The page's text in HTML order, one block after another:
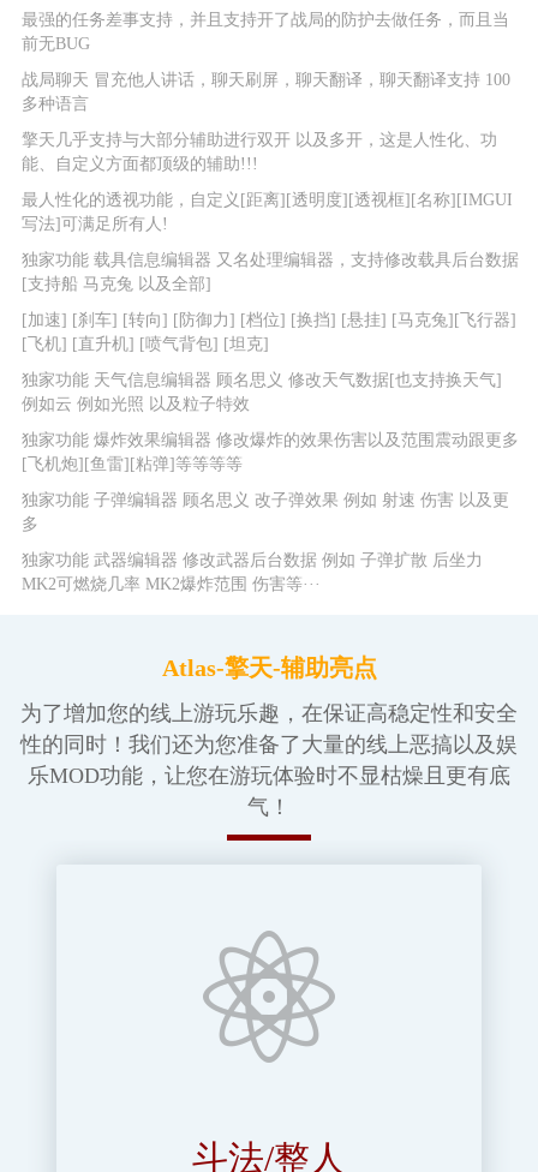
最强的任务差事支持，并且支持开了战局的防护去做任务，而且当
前无BUG
战局聊天 冒充他人讲话，聊天刷屏，聊天翻译，聊天翻译支持 100
多种语言
擎天 几乎支持与大部分辅助进行双开 以及多开，这是人性化、功
能、自定义方面都顶级的辅助!!!
最人性化的透视功能，自定义[距离][透明度][透视框][名称][IMGUI
写法]可满足所有人!
独家功能 载具信息编辑器 又名处理编辑器，支持修改载具后台数据
[支持船 马克兔 以及全部]
[加速] [刹车] [转向] [防御力] [档位] [换挡] [悬挂] [马克兔][飞行器]
[飞机] [直升机] [喷气背包] [坦克]
独家功能 天气信息编辑器 顾名思义 修改天气数据[也支持换天气]
例如云 例如光照 以及粒子特效
独家功能 爆炸效果编辑器 修改爆炸的效果伤害以及范围震动跟更多
[飞机炮][鱼雷][粘弹]等等等等
独家功能 子弹编辑器 顾名思义 改子弹效果 例如 射速 伤害 以及更
多
独家功能 武器编辑器 修改武器后台数据 例如 子弹扩散 后坐力
MK2可燃烧几率 MK2爆炸范围 伤害等···
Atlas-擎天-辅助亮点
为了增加您的线上游玩乐趣，在保证高稳定性和安全
性的同时！我们还为您准备了大量的线上恶搞以及娱
乐MOD功能，让您在游玩体验时不显枯燥且更有底
气！
斗法/整人